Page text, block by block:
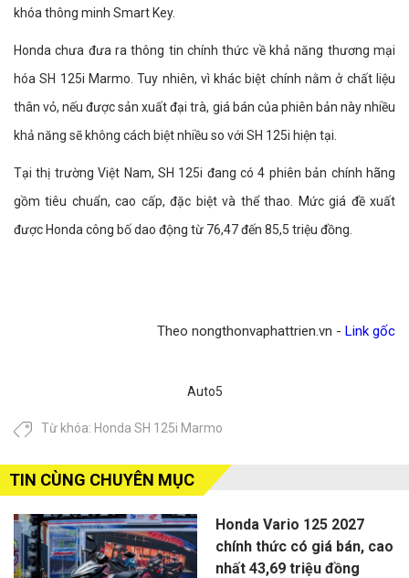
khóa thông minh Smart Key.
Honda chưa đưa ra thông tin chính thức về khả năng thương mại
hóa SH 125i Marmo. Tuy nhiên, vì khác biệt chính nằm ở chất liệu
thân vỏ, nếu được sản xuất đại trà, giá bán của phiên bản này nhiều
khả năng sẽ không cách biệt nhiều so với SH 125i hiện tại.
Tại thị trường Việt Nam, SH 125i đang có 4 phiên bản chính hãng
gồm tiêu chuẩn, cao cấp, đặc biệt và thể thao. Mức giá đề xuất
được Honda công bố dao động từ 76,47 đến 85,5 triệu đồng.
Theo nongthonvaphattrien.vn - Link gốc
Auto5
Từ khóa: Honda SH 125i Marmo
TIN CÙNG CHUYÊN MỤC
Honda Vario 125 2027
chính thức có giá bán, cao
nhất 43,69 triệu đồng